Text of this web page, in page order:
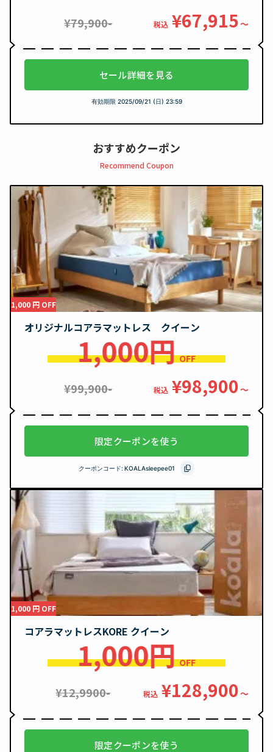
¥79,900- 税込 ¥67,915〜
セール詳細を見る
有効期限 2025/09/21 (日) 23:59
おすすめクーポン
Recommend Coupon
1,000 円 OFF
オリジナルコアラマットレス クイーン
1,000円 OFF
¥99,900- 税込 ¥98,900〜
限定クーポンを使う
クーポンコード: KOALAsleepee01
1,000 円 OFF
コアラマットレスKORE クイーン
1,000円 OFF
¥12,9900- 税込 ¥128,900〜
限定クーポンを使う